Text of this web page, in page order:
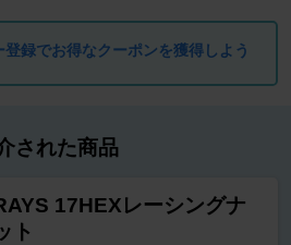
録でお得なクーポンを獲得しよう
された商品
17HEXレーシングナ
ト